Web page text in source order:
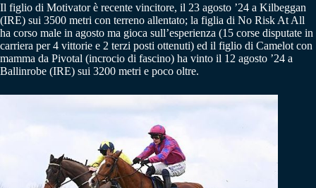
Il figlio di Motivator è recente vincitore, il 23 agosto ’24 a Kilbeggan
(IRE) sui 3500 metri con terreno allentato; la figlia di No Risk At All
ha corso male in agosto ma gioca sull’esperienza (15 corse disputate in
carriera per 4 vittorie e 2 terzi posti ottenuti) ed il figlio di Camelot con
mamma da Pivotal (incrocio di fascino) ha vinto il 12 agosto ’24 a
Ballinrobe (IRE) sui 3200 metri e poco oltre.